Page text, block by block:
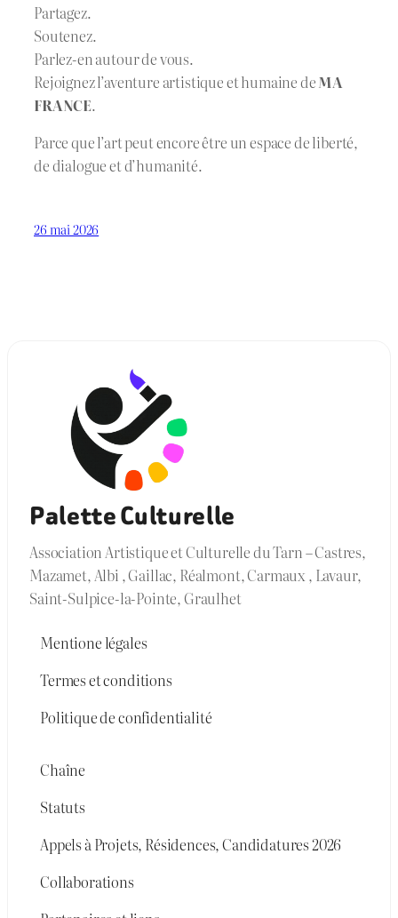
Partagez.
Soutenez.
Parlez-en autour de vous.
Rejoignez l’aventure artistique et humaine deMA
FRANCE.
Parce que l’art peut encore être un espace de liberté,
de dialogue et d’humanité.
26 mai 2026
Palette Culturelle
Association Artistique et Culturelle du Tarn – Castres,
Mazamet, Albi , Gaillac, Réalmont, Carmaux , Lavaur,
Saint-Sulpice-la-Pointe, Graulhet
Mentione légales
Termes et conditions
Politique de confidentialité
Chaîne
Statuts
Appels à Projets, Résidences, Candidatures 2026
Collaborations